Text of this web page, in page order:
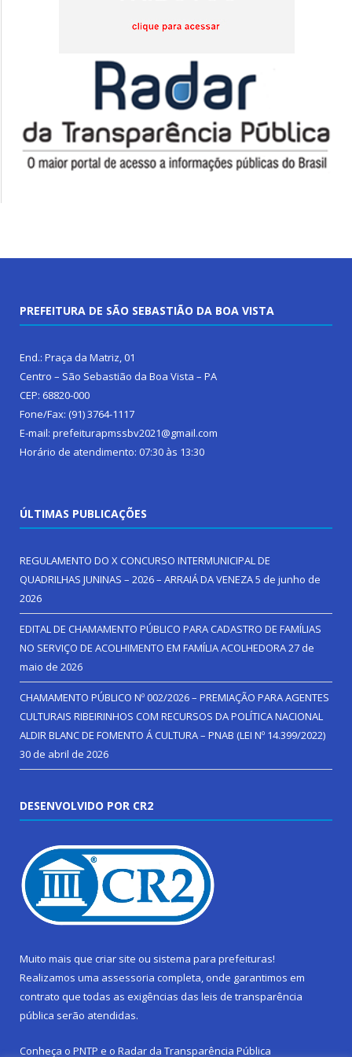
PREFEITURA DE SÃO SEBASTIÃO DA BOA VISTA
End.: Praça da Matriz, 01
Centro – São Sebastião da Boa Vista – PA
CEP: 68820-000
Fone/Fax: (91) 3764-1117
E-mail: prefeiturapmssbv2021@gmail.com
Horário de atendimento: 07:30 às 13:30
ÚLTIMAS PUBLICAÇÕES
REGULAMENTO DO X CONCURSO INTERMUNICIPAL DE
QUADRILHAS JUNINAS – 2026 – ARRAIÁ DA VENEZA5 de junho de
2026
EDITAL DE CHAMAMENTO PÚBLICO PARA CADASTRO DE FAMÍLIAS
NO SERVIÇO DE ACOLHIMENTO EM FAMÍLIA ACOLHEDORA27 de
maio de 2026
CHAMAMENTO PÚBLICO Nº 002/2026 – PREMIAÇÃO PARA AGENTES
CULTURAIS RIBEIRINHOS COM RECURSOS DA POLÍTICA NACIONAL
ALDIR BLANC DE FOMENTO Á CULTURA – PNAB (LEI Nº 14.399/2022)
30 de abril de 2026
DESENVOLVIDO POR CR2
Muito mais que criar site ou sistema para prefeituras!
Realizamos uma assessoria completa, onde garantimos em
contrato que todas as exigências das leis de transparência
pública serão atendidas.
Conheça o PNTP e o Radar da Transparência Pública